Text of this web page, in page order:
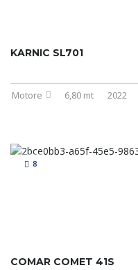
KARNIC SL701
Motore 6,80 mt 2022
8
COMAR COMET 41S